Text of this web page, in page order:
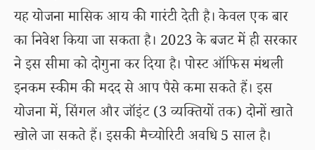
यह योजना मासिक आय की गारंटी देती है। केवल एक बार
का निवेश किया जा सकता है। 2023 के बजट में ही सरकार
ने इस सीमा को दोगुना कर दिया है। पोस्ट ऑफिस मंथली
इनकम स्कीम की मदद से आप पैसे कमा सकते हैं। इस
योजना में, सिंगल और जॉइंट (3 व्यक्तियों तक) दोनों खाते
खोले जा सकते हैं। इसकी मैच्योरिटी अवधि 5 साल है।